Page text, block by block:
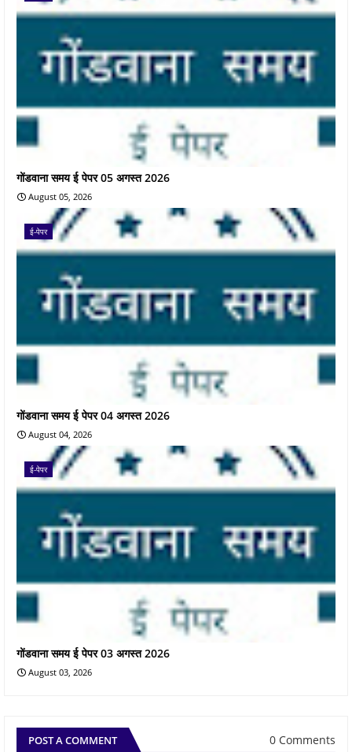
गोंडवाना समय ई पेपर 05 अगस्त 2026
August 05, 2026
ई-पेपर
गोंडवाना समय ई पेपर 04 अगस्त 2026
August 04, 2026
ई-पेपर
गोंडवाना समय ई पेपर 03 अगस्त 2026
August 03, 2026
POST A COMMENT 0 Comments